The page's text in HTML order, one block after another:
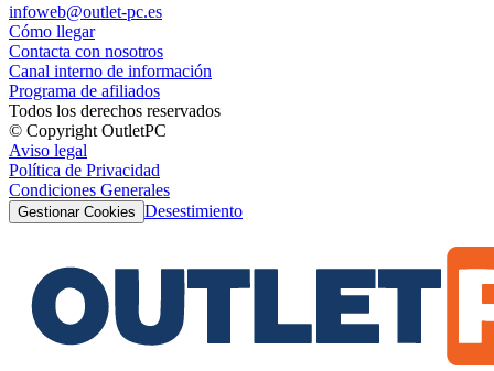
infoweb@outlet-pc.es
Cómo llegar
Contacta con nosotros
Canal interno de información
Programa de afiliados
Todos los derechos reservados
© Copyright OutletPC
Aviso legal
Política de Privacidad
Condiciones Generales
Gestionar Cookies Desestimiento